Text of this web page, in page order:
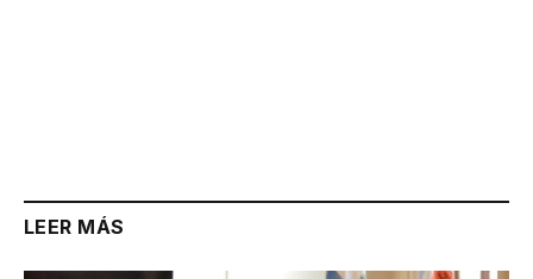
LEER MÁS